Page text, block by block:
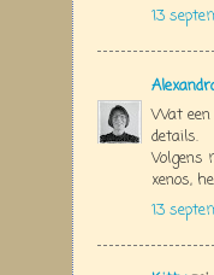
13
Wat een
details.
Volgens
xenos,
13